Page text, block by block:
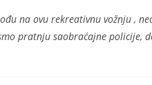
na ovu rekreativnu vožnju ,
pratnju saobraćajne policije,